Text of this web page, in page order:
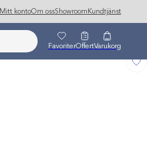
Mitt kontoOm ossShowroom Kundtjänst
FavoriterOffertVarukorg